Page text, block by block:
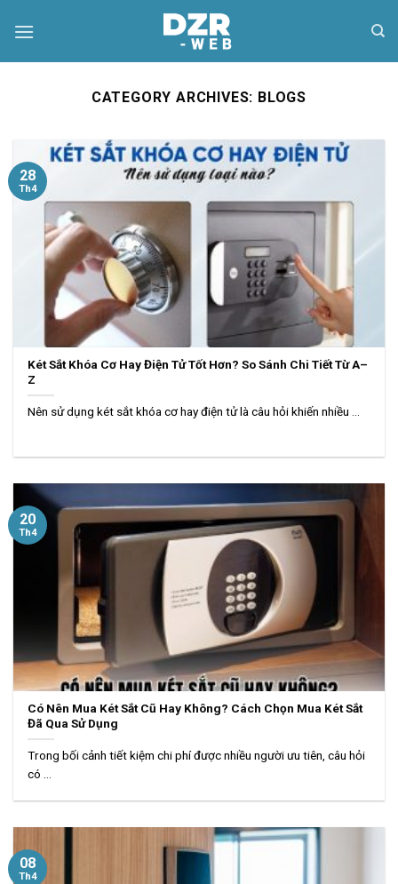
CATEGORY ARCHIVES: BLOGS
Két Sắt Khóa Cơ Hay Điện Tử Tốt Hơn? So Sánh Chi Tiết Từ A–
Z
Nên sử dụng két sắt khóa cơ hay điện tử là câu hỏi khiến nhiều ...
28
Th4
Có Nên Mua Két Sắt Cũ Hay Không? Cách Chọn Mua Két Sắt
Đã Qua Sử Dụng
Trong bối cảnh tiết kiệm chi phí được nhiều người ưu tiên, câu hỏi
có ...
20
Th4
08
Th4